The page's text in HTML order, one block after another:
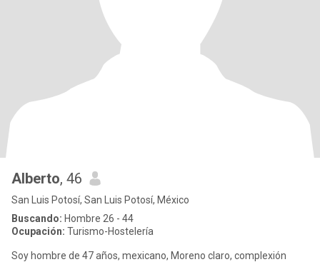
Alberto, 46
San Luis Potosí, San Luis Potosí, México
Buscando: Hombre 26 - 44
Ocupación: Turismo-Hostelería
Soy hombre de 47 años, mexicano, Moreno claro, complexión